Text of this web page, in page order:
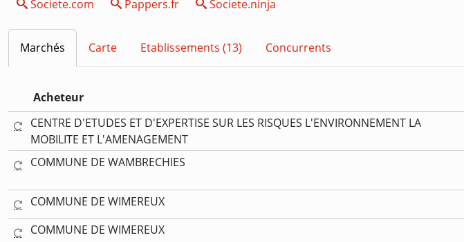
Societe.com
Pappers.fr Societe.ninja
Marchés Carte Etablissements (13) Concurrents
Acheteur
CENTRE D'ETUDES ET D'EXPERTISE SUR LES RISQUES L'ENVIRONNEMENT LA
MOBILITE ET L'AMENAGEMENT
COMMUNE DE WAMBRECHIES
COMMUNE DE WIMEREUX
COMMUNE DE WIMEREUX